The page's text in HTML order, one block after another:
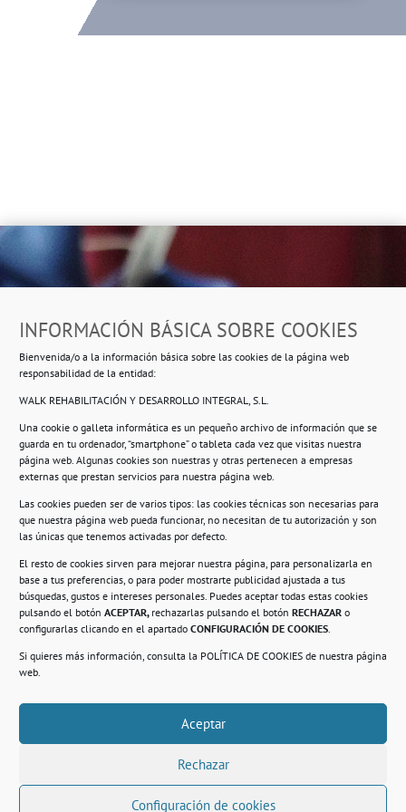
INFORMACIÓN BÁSICA SOBRE COOKIES
Bienvenida/o a la información básica sobre las cookies de la página web
responsabilidad de la entidad:
WALK REHABILITACIÓN Y DESARROLLO INTEGRAL, S.L.
Una cookie o galleta informática es un pequeño archivo de información que se
guarda en tu ordenador, “smartphone” o tableta cada vez que visitas nuestra
página web. Algunas cookies son nuestras y otras pertenecen a empresas
externas que prestan servicios para nuestra página web.
Las cookies pueden ser de varios tipos: las cookies técnicas son necesarias para
que nuestra página web pueda funcionar, no necesitan de tu autorización y son
las únicas que tenemos activadas por defecto.
El resto de cookies sirven para mejorar nuestra página, para personalizarla en
base a tus preferencias, o para poder mostrarte publicidad ajustada a tus
búsquedas, gustos e intereses personales. Puedes aceptar todas estas cookies
pulsando el botón ACEPTAR, rechazarlas pulsando el botón RECHAZAR o
configurarlas clicando en el apartado CONFIGURACIÓN DE COOKIES.
Si quieres más información, consulta la POLÍTICA DE COOKIES de nuestra página
web.
Aceptar
Rechazar
Configuración de cookies
Ropero Solidario de Usera
Beasáin 25-33posterior, local 3 – 28041 Madrid
Información
Compromiso con la protección de datos
Política de Cookies.
© 2021. Realizado en el Centro de Rehabilitación